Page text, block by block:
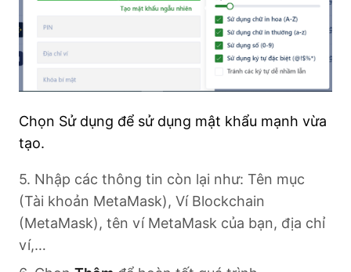
Chọn Sử dụng để sử dụng mật khẩu mạnh vừa
tạo.
5. Nhập các thông tin còn lại như: Tên mục
(Tài khoản MetaMask), Ví Blockchain
(MetaMask), tên ví MetaMask của bạn, địa chỉ
ví,…